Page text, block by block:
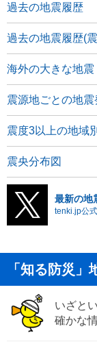
過去の地震履歴
過去の地震履歴(
海外の大きな地震
震源地ごとの地震
震度3以上の地域
震央分布図
最新の地
tenki.jp公
「知る防災」
いざと
確かな